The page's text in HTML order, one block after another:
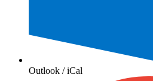
Outlook / iCal